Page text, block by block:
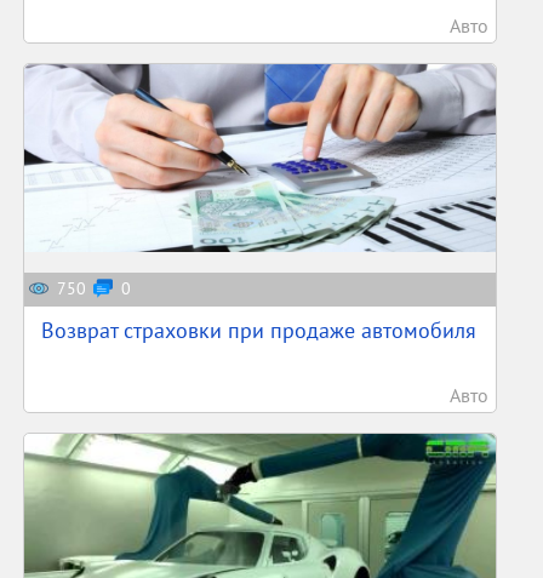
Авто
750 0
Возврат страховки при продаже автомобиля
Авто